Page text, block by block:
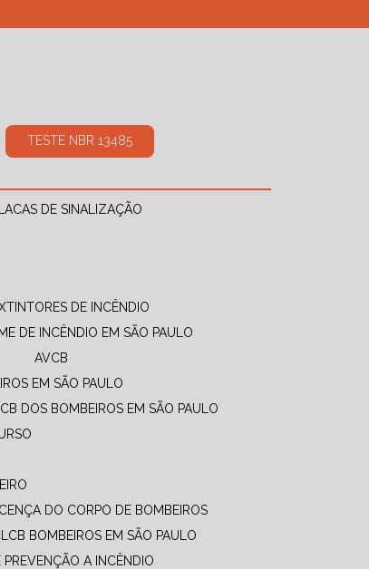
TESTE NBR 13485
DE SINALIZAÇÃO
DE INCÊNDIO
DE INCÊNDIO EM SÃO PAULO
AVCB
EM SÃO PAULO
DOS BOMBEIROS EM SÃO PAULO
DO CORPO DE BOMBEIROS
CLCB BOMBEIROS EM SÃO PAULO
PREVENÇÃO A INCÊNDIO​